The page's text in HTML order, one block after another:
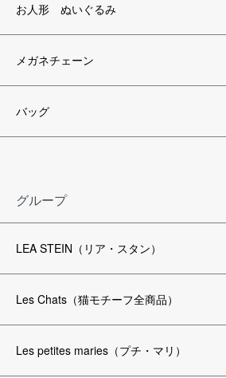
お人形 ぬいぐるみ
メガネチェーン
バッグ
グループ
LEA STEIN（リア・スタン）
Les Chats（猫モチーフ全商品）
Les petites maries（プチ・マリ）